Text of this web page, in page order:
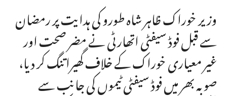
وزیر خوراک ظاہر شاہ طورو کی ہدایت پر رمضان
سے قبل فوڈ سیفٹی اتھارٹی نے مضر صحت اور
غیر معیاری خوراک کے خلاف گھیرا تنگ کر دیا،
صوبہ بھر میں فوڈ سیفٹی ٹیموں کی جانب سے